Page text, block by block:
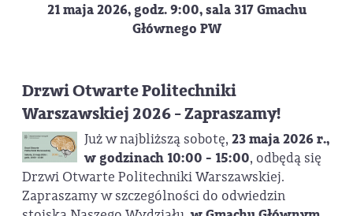
21 maja 2026, godz. 9:00, sala 317 Gmachu
Głównego PW
Drzwi Otwarte Politechniki
Warszawskiej 2026 - Zapraszamy!
Już w najbliższą sobotę, 23 maja 2026 r.,
w godzinach 10:00 - 15:00, odbędą się
Drzwi Otwarte Politechniki Warszawskiej.
Zapraszamy w szczególności do odwiedzin